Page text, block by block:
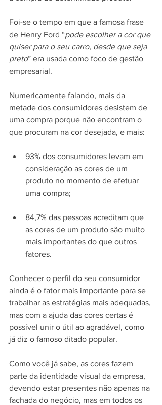
Foi-se o tempo em que a famosa frase
de Henry Ford “pode escolher a cor que
quiser para o seu carro, desde que seja
preto” era usada como foco de gestão
empresarial.
Numericamente falando, mais da
metade dos consumidores desistem de
uma compra porque não encontram o
que procuram na cor desejada, e mais:
93% dos consumidores levam em
consideração as cores de um
produto no momento de efetuar
uma compra;
84,7% das pessoas acreditam que
as cores de um produto são muito
mais importantes do que outros
fatores.
Conhecer o perfil do seu consumidor
ainda é o fator mais importante para se
trabalhar as estratégias mais adequadas,
mas com a ajuda das cores certas é
possível unir o útil ao agradável, como
já diz o famoso ditado popular.
Como você já sabe, as cores fazem
parte da identidade visual da empresa,
devendo estar presentes não apenas na
fachada do negócio, mas em todos os